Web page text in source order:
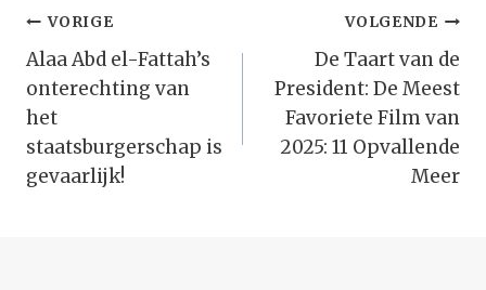
Bericht
Navigatie
VORIGE
Alaa Abd el-Fattah’s
onterechting van
het
staatsburgerschap is
gevaarlijk!
VOLGENDE
De Taart van de
President: De Meest
Favoriete Film van
2025: 11 Opvallende
Meer